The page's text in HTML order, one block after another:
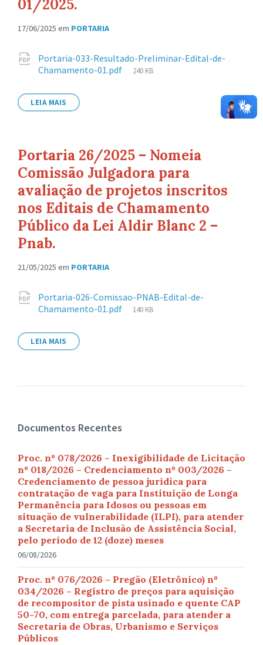
01/2025.
17/06/2025 em PORTARIA
Anexos
Portaria-033-Resultado-Preliminar-Edital-de-
Chamamento-01.pdf
Tamanho
240 KB
LEIA MAIS
Portaria 26/2025 – Nomeia
Comissão Julgadora para
avaliação de projetos inscritos
nos Editais de Chamamento
Público da Lei Aldir Blanc 2 –
Pnab.
21/05/2025 em PORTARIA
Anexos
Portaria-026-Comissao-PNAB-Edital-de-
Chamamento-01.pdf
Tamanho
140 KB
LEIA MAIS
Documentos Recentes
Proc. nº 078/2026 – Inexigibilidade de Licitação
nº 018/2026 – Credenciamento nº 003/2026 –
Credenciamento de pessoa jurídica para
contratação de vaga para Instituição de Longa
Permanência para Idosos ou pessoas em
situação de vulnerabilidade (ILPI), para atender
a Secretaria de Inclusão de Assistência Social,
pelo período de 12 (doze) meses
06/08/2026
Proc. nº 076/2026 – Pregão (Eletrônico) nº
034/2026 – Registro de preços para aquisição
de recompositor de pista usinado e quente CAP
50-70, com entrega parcelada, para atender a
Secretaria de Obras, Urbanismo e Serviços
Públicos